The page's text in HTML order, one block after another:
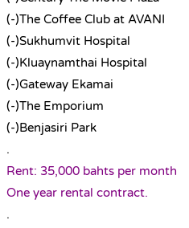
(-)The Coffee Club at AVANI
(-)Sukhumvit Hospital
(-)Kluaynamthai Hospital
(-)Gateway Ekamai
(-)The Emporium
(-)Benjasiri Park
.
Rent: 35,000 bahts per month
One year rental contract.
.